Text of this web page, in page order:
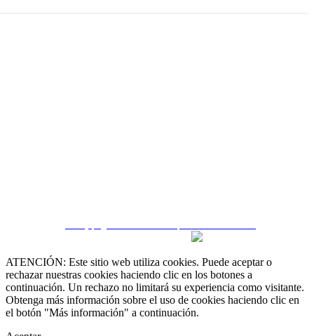
ATENCIÓN: Este sitio web utiliza cookies. Puede aceptar o
rechazar nuestras cookies haciendo clic en los botones a
continuación. Un rechazo no limitará su experiencia como visitante.
Obtenga más información sobre el uso de cookies haciendo clic en
el botón "Más información" a continuación.